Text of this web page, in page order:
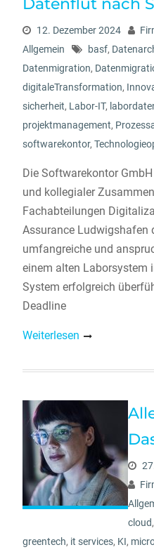
Datenflut nach
12. Dezember 2024
Allgemein
basf,
Datenmigration,
digitaleTransformation,
sicherheit, Labor-IT,
projektmanagement,
softwarekontor,
Die Softwarekontor
und kollegialer
Fachabteilungen
Assurance Ludwigshafen
umfangreiche und
einem alten Laborsystem
System erfolgreich
Deadline
Weiterlesen
cloud,
greentech, it services, KI,